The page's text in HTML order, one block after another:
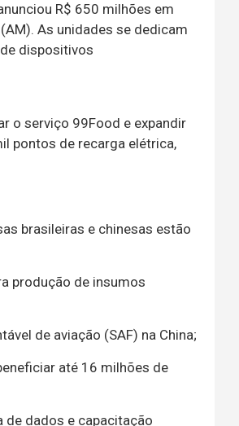
R$ 650 milhões em
As unidades se dedicam
dispositivos
o serviço 99Food e expandir
pontos de recarga elétrica,
brasileiras e chinesas estão
produção de insumos
de aviação (SAF) na China;
até 16 milhões de
de dados e capacitação